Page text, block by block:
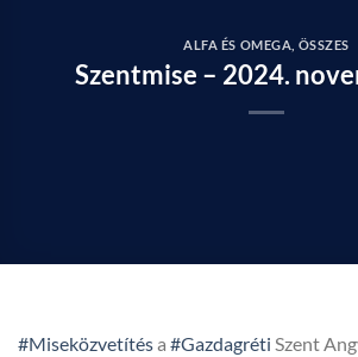
ALFA ÉS OMEGA ÖSSZES
Szentmise – 2024.
#Miseközvetítésa #Gazdagréti Szent